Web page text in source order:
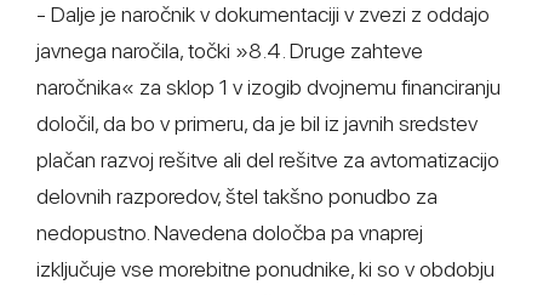
- Dalje je naročnik v dokumentaciji v zvezi z oddajo
javnega naročila, točki »8.4. Druge zahteve
naročnika« za sklop 1 v izogib dvojnemu financiranju
določil, da bo v primeru, da je bil iz javnih sredstev
plačan razvoj rešitve ali del rešitve za avtomatizacijo
delovnih razporedov, štel takšno ponudbo za
nedopustno. Navedena določba pa vnaprej
izključuje vse morebitne ponudnike, ki so v obdobju